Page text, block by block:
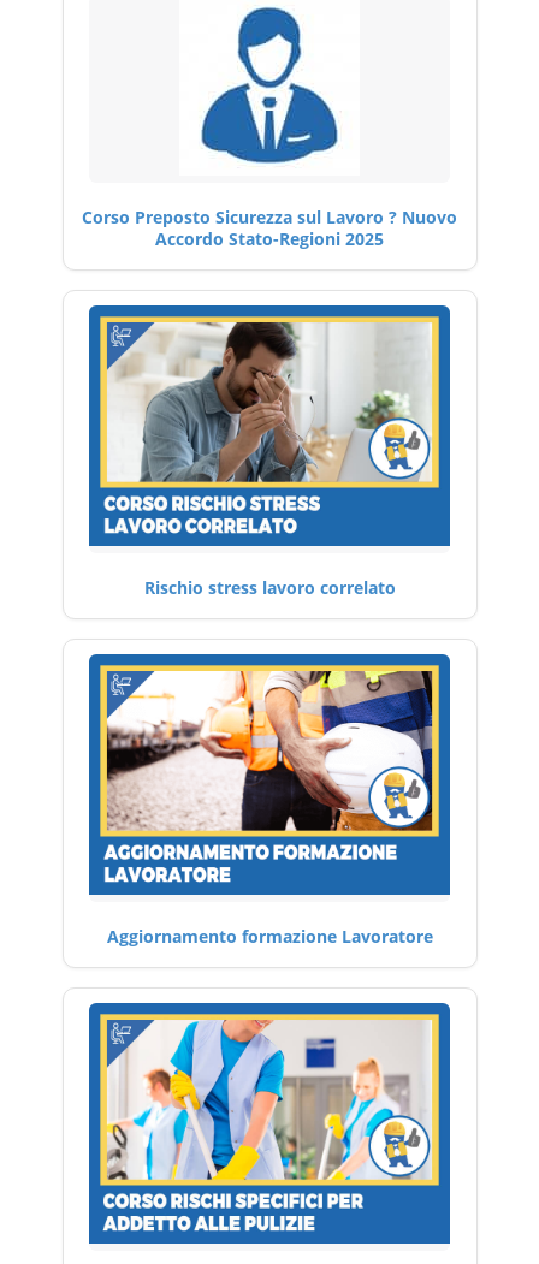
Corso Preposto Sicurezza sul Lavoro ? Nuovo
Accordo Stato-Regioni 2025
Rischio stress lavoro correlato
Aggiornamento formazione Lavoratore